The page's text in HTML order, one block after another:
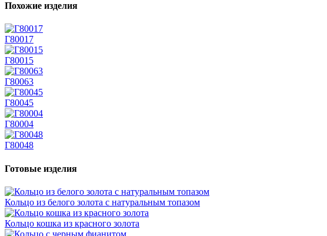
Похожие изделия
Г80017
Г80015
Г80063
Г80045
Г80004
Г80048
Готовые изделия
Кольцо из белого золота с натуральным топазом
Кольцо кошка из красного золота